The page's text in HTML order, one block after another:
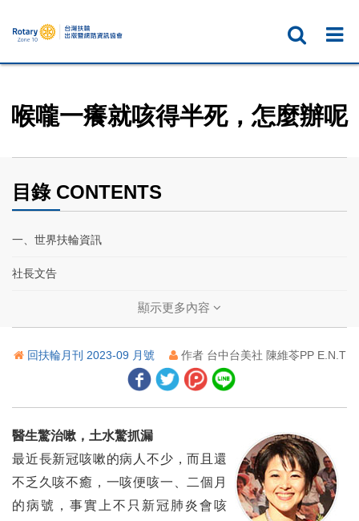
喉嚨一癢就咳得半死，怎麼辦呢
目錄 CONTENTS
一、世界扶輪資訊
社長文告
扶輪基金保管委員會主委文告
理事會決議摘要 ── 2023年5月及7月
保管委員會決議 ── 2023年6月
改頭換面的新加坡
世界各地的扶輪計畫
顯示更多內容
回扶輪月刊 2023-09 月號 作者 台中台美社 陳維苓PP E.N.T
醫生驚治嗽，土水驚抓漏
最近長新冠咳嗽的病人不少，而且還
不乏久咳不癒，一咳便咳一、二個月
的病號，事實上不只新冠肺炎會咳